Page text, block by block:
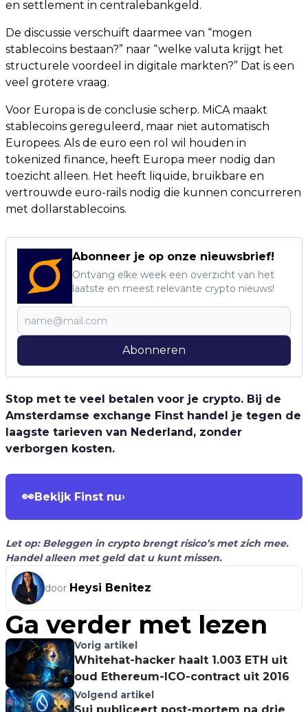
en settlement in centralebankgeld.
De discussie verschuift daarmee van “mogen
stablecoins bestaan?” naar “welke valuta krijgt het
structurele voordeel in digitale markten?” Dat is een
veel grotere vraag.
Voor Europa is de conclusie scherp. MiCA maakt
stablecoins gereguleerd, maar niet automatisch
Europees. Als de euro een rol wil houden in
tokenized finance, heeft Europa meer nodig dan
toezicht alleen. Het heeft liquide, bruikbare en
vertrouwde euro-rails nodig die kunnen concurreren
met dollarstablecoins.
Abonneer je op onze nieuwsbrief!
Ontvang elke week een overzicht van het
laatste en meest relevante crypto nieuws!
Abonneren
Stop met te veel betalen voor je crypto. Bij de
Amsterdamse exchange Finst handel je tegen de
laagste tarieven van Nederland, zonder
verborgen kosten.
👀Bekijk Finst nu›
Let op: Beleggen in crypto brengt risico’s met zich mee.
Handel alleen met geld dat u kunt missen.
door Heysi Benitez
Ga verder met lezen
Vorig artikel
Whitehat-hacker haalt 1.003 ETH uit
oud Ethereum-ICO-contract uit 2016
Volgend artikel